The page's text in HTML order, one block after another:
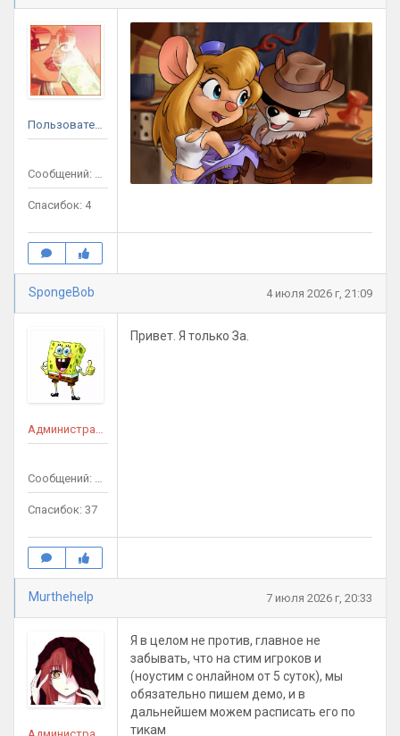
Пользователь
Сообщений: 11
Спасибок: 4
SpongeBob 4 июля 2026 г, 21:09
Администратор сайта
Сообщений: 35
Спасибок: 37
Привет. Я только За.
Murthehelp 7 июля 2026 г, 20:33
Я в целом не против, главное не
забывать, что на стим игроков и
(ноустим с онлайном от 5 суток), мы
обязательно пишем демо, и в
дальнейшем можем расписать его по
тикам